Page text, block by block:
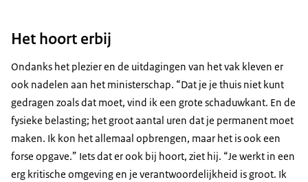
Het hoort erbij
Ondanks het plezier en de uitdagingen van het vak kleven er
ook nadelen aan het ministerschap. “Dat je je thuis niet kunt
gedragen zoals dat moet, vind ik een grote schaduwkant. En de
fysieke belasting; het groot aantal uren dat je permanent moet
maken. Ik kon het allemaal opbrengen, maar het is ook een
forse opgave.” Iets dat er ook bij hoort, ziet hij. “Je werkt in een
erg kritische omgeving en je verantwoordelijkheid is groot. Ik